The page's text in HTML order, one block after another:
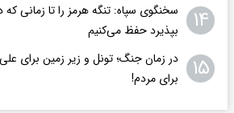
۱۴
سخنگوی سپاه: تنگه هرمز را تا زمانی
بپذیرد حفظ می‌کنیم
۱۵
در زمان جنگ؛ تونل و زیر زمین برای
برای مردم!